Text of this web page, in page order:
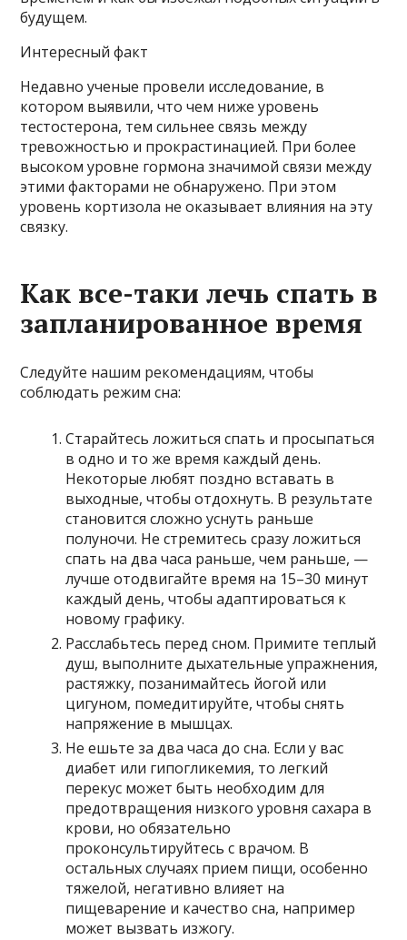
будущем.
Интересный факт
Недавно ученые провели исследование, в
котором выявили, что чем ниже уровень
тестостерона, тем сильнее связь между
тревожностью и прокрастинацией. При более
высоком уровне гормона значимой связи между
этими факторами не обнаружено. При этом
уровень кортизола не оказывает влияния на эту
связку.
Как все-таки лечь спать в
запланированное время
Следуйте нашим рекомендациям, чтобы
соблюдать режим сна:
Старайтесь ложиться спать и просыпаться
в одно и то же время каждый день.
Некоторые любят поздно вставать в
выходные, чтобы отдохнуть. В результате
становится сложно уснуть раньше
полуночи. Не стремитесь сразу ложиться
спать на два часа раньше, чем раньше, —
лучше отодвигайте время на 15–30 минут
каждый день, чтобы адаптироваться к
новому графику.
Расслабьтесь перед сном. Примите теплый
душ, выполните дыхательные упражнения,
растяжку, позанимайтесь йогой или
цигуном, помедитируйте, чтобы снять
напряжение в мышцах.
Не ешьте за два часа до сна. Если у вас
диабет или гипогликемия, то легкий
перекус может быть необходим для
предотвращения низкого уровня сахара в
крови, но обязательно
проконсультируйтесь с врачом. В
остальных случаях прием пищи, особенно
тяжелой, негативно влияет на
пищеварение и качество сна, например
может вызвать изжогу.